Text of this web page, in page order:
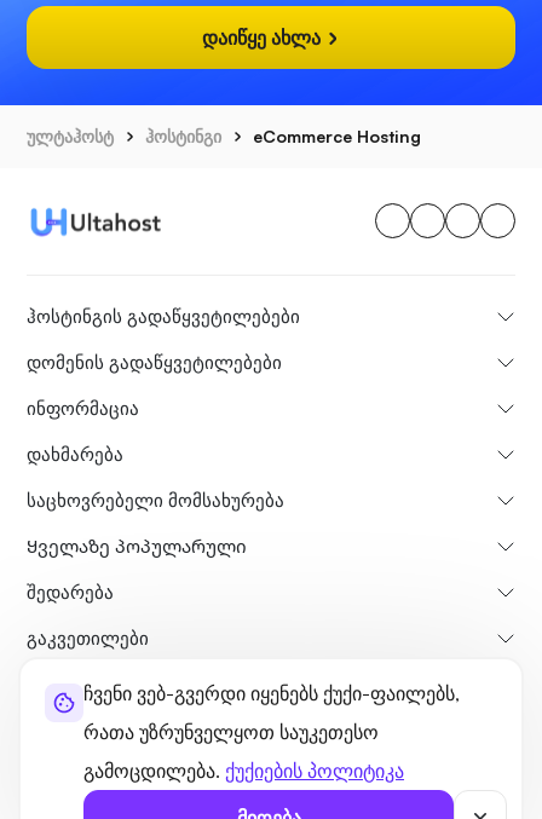
ჩვენი ვებ-გვერდი იყენებს ქუქი-ფაილებს,
რათა უზრუნველყოთ საუკეთესო
გამოცდილება. ქუქიების პოლიტიკა
დაიწყე ახლა
ულტაჰოსტ ჰოსტინგი eCommerce Hosting
ჰოსტინგის გადაწყვეტილებები
დომენის გადაწყვეტილებები
ინფორმაცია
დახმარება
საცხოვრებელი მომსახურება
Ყველაზე პოპულარული
Შედარება
გაკვეთილები
შესახებ
კონფიდენციალურობის პოლიტიკალეგალური
©2026 UltaHost - ყველა უფლება დაცულია.